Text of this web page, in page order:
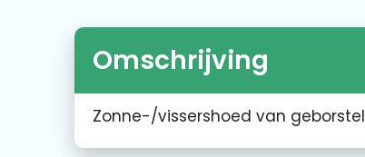
Omschrijving
Zonne-/vissershoed van